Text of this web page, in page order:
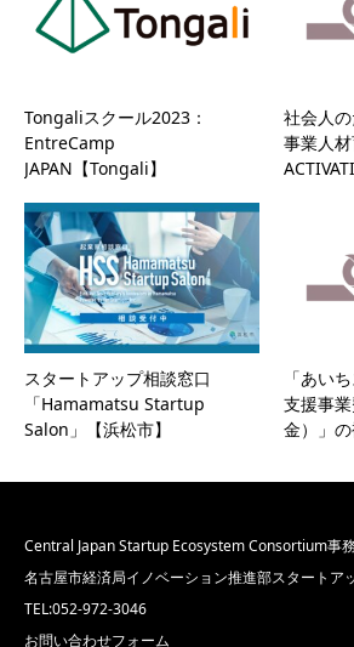
Tongaliスクール2023：
EntreCamp
JAPAN【Tongali】
社会人
事業人
スタートアップ相談窓口
「Hamamatsu Startup
Salon」【浜松市】
「あい
支援事
金）」
Central Japan Startup Ecosystem Consortium事
名古屋市経済局イノベーション推進部スタートア
TEL:052-972-3046
お問い合わせフォーム